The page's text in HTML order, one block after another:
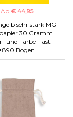
Ab € 44,95
sehr stark MG
30 Gramm
-und Farbe-Fast.
Bogen